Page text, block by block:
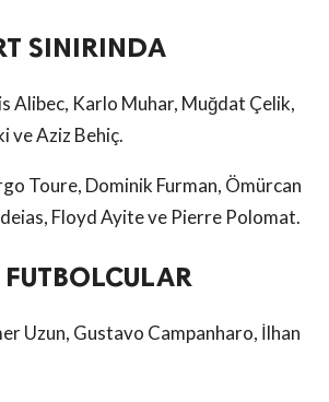
SINIRINDA
Alibec, Karlo Muhar, Muğdat Çelik,
ve Aziz Behiç.
Toure, Dominik Furman, Ömürcan
Floyd Ayite ve Pierre Polomat.
Uzun, Gustavo Campanharo, İlhan